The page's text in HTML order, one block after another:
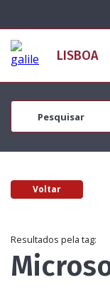
Voltar
Resultados pela tag: